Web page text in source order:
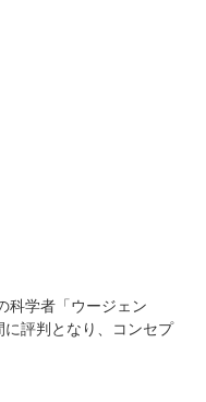
科学者「ウージェン
評判となり、コンセプ